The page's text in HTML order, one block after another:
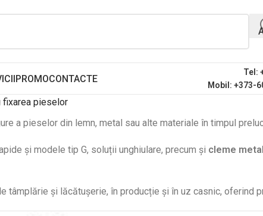
PROMOCONTACTE
Tel:
Mobil: +373-
fixarea pieselor
a pieselor din lemn, metal sau alte materiale în timpul
și modele tip G, soluții unghiulare, precum și cleme
și lăcătușerie, în producție și în uz casnic, oferind